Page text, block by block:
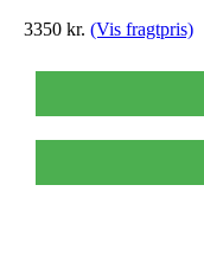
3350 kr. (Vis fragtpris)